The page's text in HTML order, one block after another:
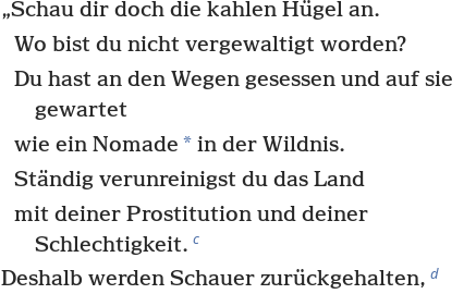
„Schau dir doch die kahlen Hügel an.
Wo bist du nicht vergewaltigt worden?
Du hast an den Wegen gesessen und auf sie
gewartet
wie ein Nomade * in der Wildnis.
Ständig verunreinigst du das Land
mit deiner Prostitution und deiner
Schlechtigkeit. c
Deshalb werden Schauer zurückgehalten, d